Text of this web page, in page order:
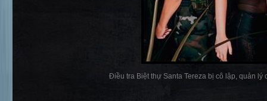
Điều tra Biệt thự Santa Tereza bị cô lập, quản lý